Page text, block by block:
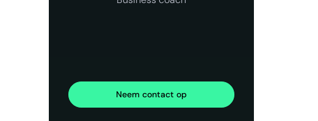
Neem contact op